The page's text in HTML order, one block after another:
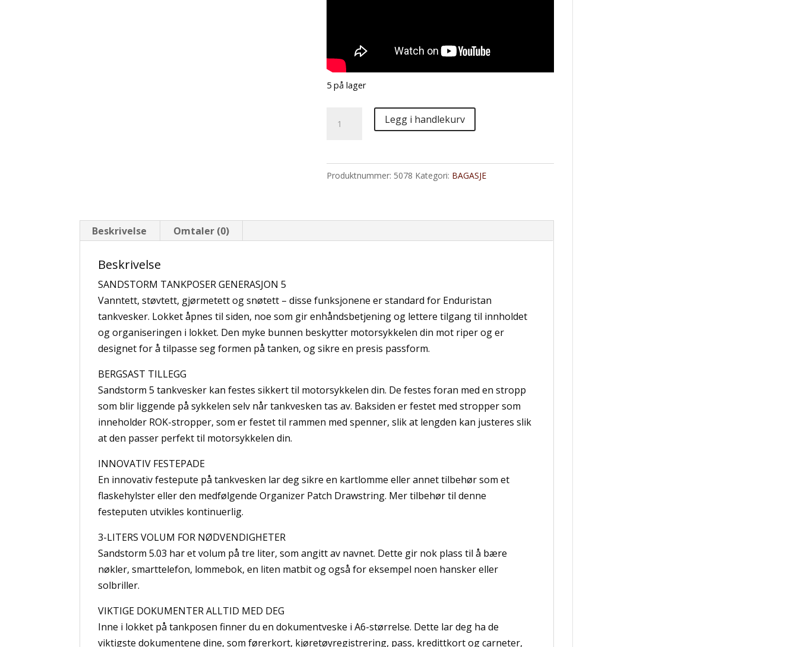
5 på lager
Bag
antall
Legg i handlekurv
Produktnummer: 5078 Kategori: BAGASJE
Beskrivelse Omtaler (0)
Beskrivelse
SANDSTORM TANKPOSER GENERASJON 5
Vanntett, støvtett, gjørmetett og snøtett – disse funksjonene er standard for Enduristan
tankvesker. Lokket åpnes til siden, noe som gir enhåndsbetjening og lettere tilgang til innholdet
og organiseringen i lokket. Den myke bunnen beskytter motorsykkelen din mot riper og er
designet for å tilpasse seg formen på tanken, og sikre en presis passform.
BERGSAST TILLEGG
Sandstorm 5 tankvesker kan festes sikkert til motorsykkelen din. De festes foran med en stropp
som blir liggende på sykkelen selv når tankvesken tas av. Baksiden er festet med stropper som
inneholder ROK-stropper, som er festet til rammen med spenner, slik at lengden kan justeres slik
at den passer perfekt til motorsykkelen din.
INNOVATIV FESTEPADE
En innovativ festepute på tankvesken lar deg sikre en kartlomme eller annet tilbehør som et
flaskehylster eller den medfølgende Organizer Patch Drawstring. Mer tilbehør til denne
festeputen utvikles kontinuerlig.
3-LITERS VOLUM FOR NØDVENDIGHETER
Sandstorm 5.03 har et volum på tre liter, som angitt av navnet. Dette gir nok plass til å bære
nøkler, smarttelefon, lommebok, en liten matbit og også for eksempel noen hansker eller
solbriller.
VIKTIGE DOKUMENTER ALLTID MED DEG
Inne i lokket på tankposen finner du en dokumentveske i A6-størrelse. Dette lar deg ha de
viktigste dokumentene dine, som førerkort, kjøretøyregistrering, pass, kredittkort og carneter,